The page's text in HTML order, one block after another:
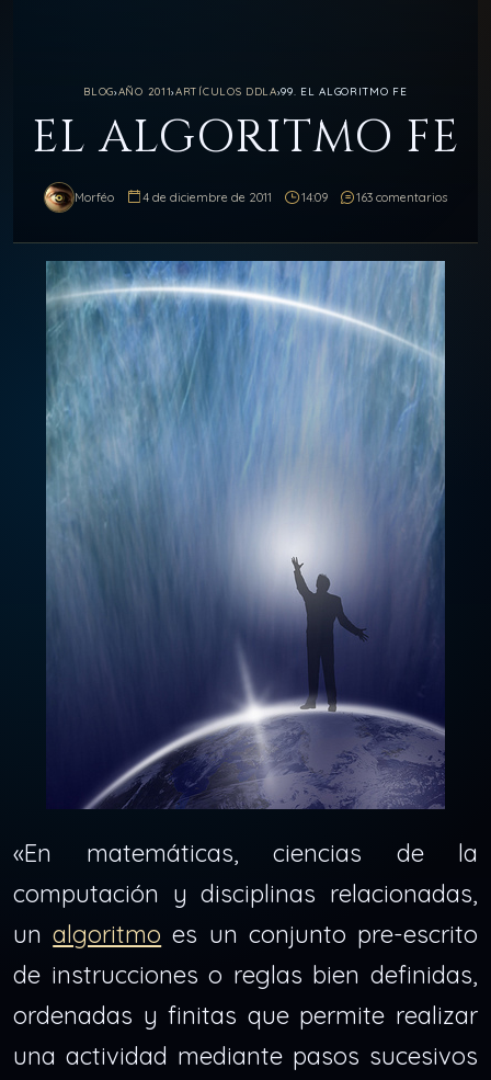
BLOG›AÑO 2011›ARTÍCULOS DDLA›99. EL ALGORITMO FE
EL ALGORITMO FE
Morféo 4 de diciembre de 2011 14:09 163 comentarios
«En matemáticas, ciencias de la
computación y disciplinas relacionadas,
unalgoritmo es un conjunto pre-escrito
de instrucciones o reglas bien definidas,
ordenadas y finitas que permite realizar
una actividad mediante pasos sucesivos